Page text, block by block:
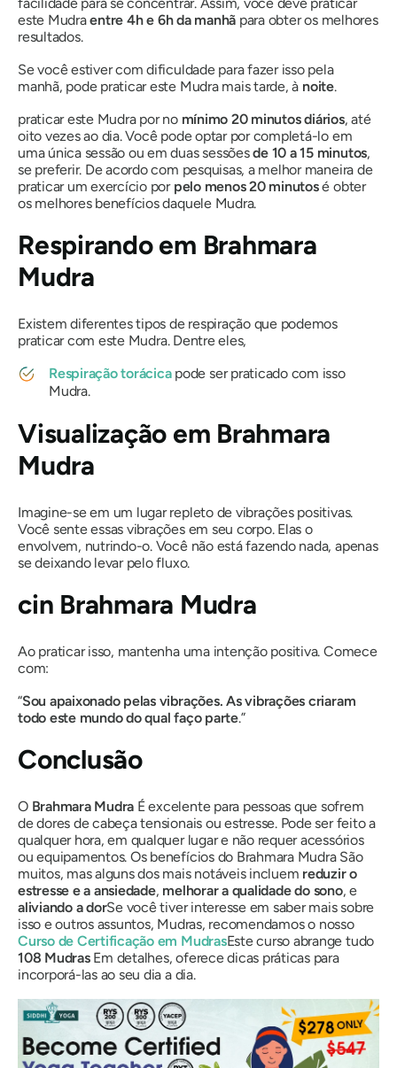
facilidade para se concentrar. Assim, você deve praticar
este Mudraentre 4h e 6h da manhã para obter os melhores
resultados.
Se você estiver com dificuldade para fazer isso pela
manhã, pode praticar este Mudramais tarde, à noite.
praticar este Mudrapor no mínimo 20 minutos diários, até
oito vezes ao dia. Você pode optar por completá-lo em
uma única sessão ou em duas sessõesde 10 a 15 minutos,
se preferir. De acordo com pesquisas, a melhor maneira de
praticar um exercício por pelo menos 20 minutosé obter
os melhores benefícios daquele Mudra.
Respirando em Brahmara
Mudra
Existem diferentes tipos de respiração que podemos
praticar com este Mudra. Dentre eles,
Respiração torácicapode ser praticado com isso
Mudra.
Visualização em Brahmara
Mudra
Imagine-se em um lugar repleto de vibrações positivas.
Você sente essas vibrações em seu corpo. Elas o
envolvem, nutrindo-o. Você não está fazendo nada, apenas
se deixando levar pelo fluxo.
cin Brahmara Mudra
Ao praticar isso, mantenha uma intenção positiva. Comece
com:
“Sou apaixonado pelas vibrações. As vibrações criaram
todo este mundo do qual faço parte.”
Conclusão
O Brahmara Mudra É excelente para pessoas que sofrem
de dores de cabeça tensionais ou estresse. Pode ser feito a
qualquer hora, em qualquer lugar e não requer acessórios
ou equipamentos. Os benefícios do Brahmara MudraSão
muitos, mas alguns dos mais notáveis ​​incluem reduzir o
estresse e a ansiedade, melhorar a qualidade do sono, e
aliviando a dorSe você tiver interesse em saber mais sobre
isso e outros assuntos, Mudras, recomendamos o nosso
Curso de Certificação em MudrasEste curso abrange tudo
108 MudrasEm detalhes, oferece dicas práticas para
incorporá-las ao seu dia a dia.